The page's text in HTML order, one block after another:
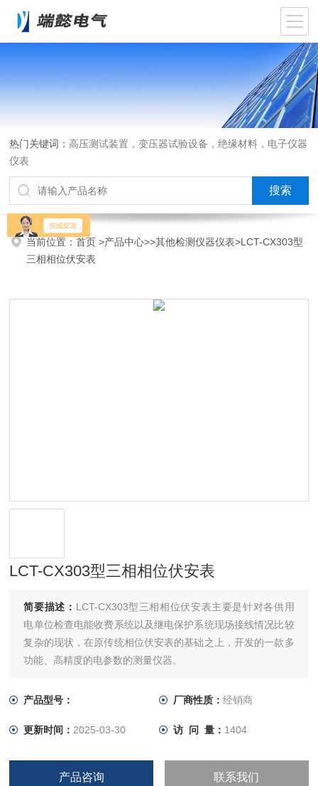
热门关键词： 高压测试装置，变压器试验设备，绝缘材料，电子仪器
仪表
当前位置：首页>产品中心>>其他检测仪器仪表>LCT-CX303型
三相相位伏安表
LCT-CX303型三相相位伏安表
简要描述： LCT-CX303型三相相位伏安表主要是针对各供用
电单位检查电能收费系统以及继电保护系统现场接线情况比较
复杂的现状，在原传统相位伏安表的基础之上，开发的一款多
功能、高精度的电参数的测量仪器。
产品型号： 厂商性质： 经销商
更新时间： 2025-03-30 访 问 量： 1404
产品咨询 联系我们